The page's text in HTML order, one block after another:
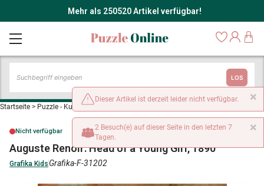
Mehr als 250520 Artikel verfügbar!
LOS
Startseite > Puzzle - Kunst >Auguste Renoir: Head of a Young Girl, 1890
Nicht verfügbar
Auguste Renoir: Head of a Young Girl, 1890
Grafika Kids Grafika-F-31202
×
Dieser Artikel ist derzeit leider nicht verfügbar.
×
2 Besuch(e) auf dieser Seite in den letzten 7
Tagen.